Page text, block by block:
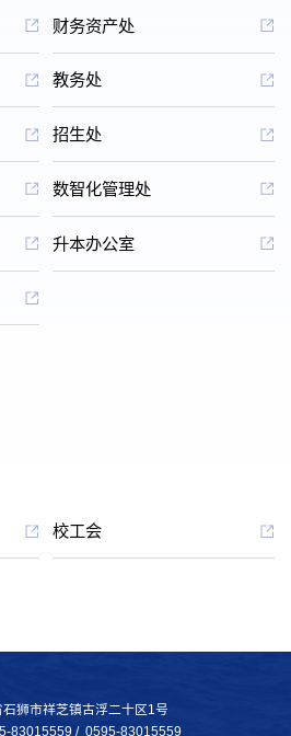
财务资产处
教务处
招生处
数智化管理处
升本办公室
校工会
狮市祥芝镇古浮二十区1号
83015559 / 0595-83015559